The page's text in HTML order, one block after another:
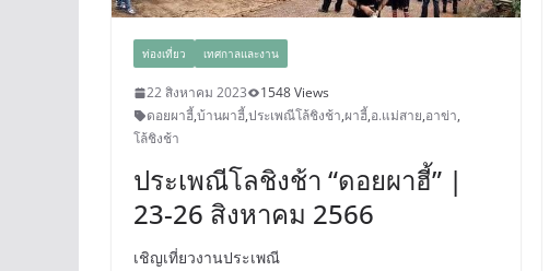
ท่องเที่ยว เทศกาลและงาน
22 สิงหาคม 2023
1548 Views
ดอยผาฮี้,บ้านผาฮี้,ประเพณีโล้ชิงช้า,ผาฮี้,อ.แม่สาย,อาข่า,
โล้ชิงช้า
ประเพณีโลชิงช้า “ดอยผาฮี้” |
23-26 สิงหาคม 2566
เชิญเที่ยวงานประเพณี